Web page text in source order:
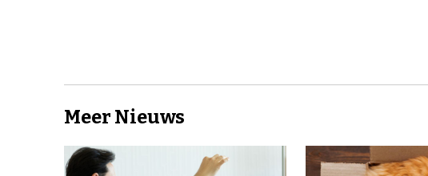
Meer Nieuws